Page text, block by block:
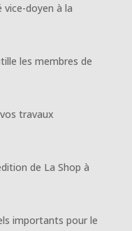
doyen à la
les membres de
travaux
de La Shop à
importants pour le